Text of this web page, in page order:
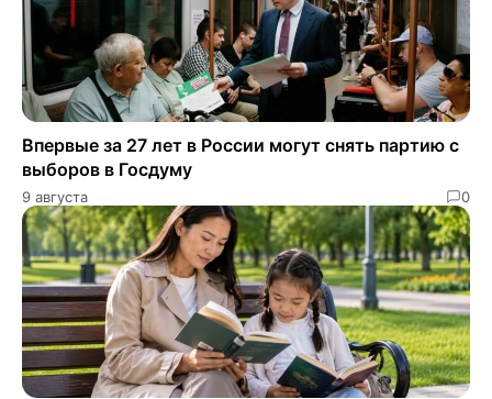
Впервые за 27 лет в России могут снять партию с
выборов в Госдуму
9 августа 0